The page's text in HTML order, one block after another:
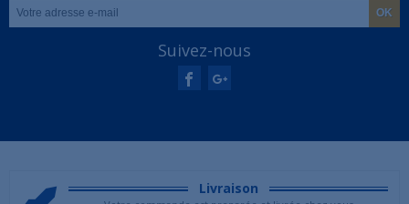
Suivez-nous
Livraison